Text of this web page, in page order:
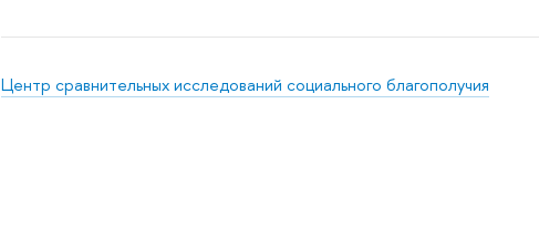
Центр сравнительных исследований социального благополучия